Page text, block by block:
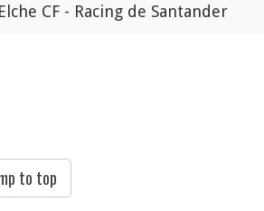
Elche CF - Racing de Santander
to top